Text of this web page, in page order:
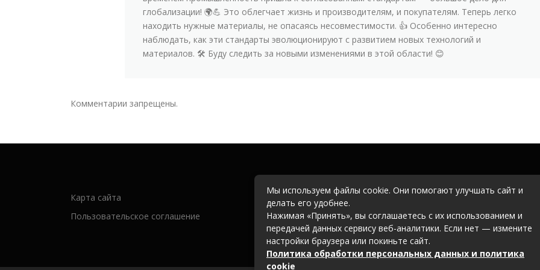
глобализации! 🌍💪 Это облегчает жизнь и производителям, и покупателям. Теперь легко
находить нужные материалы, не опасаясь несовместимости. 👍 Особенно интересно
наблюдать, как эти стандарты эволюционируют с развитием новых технологий и
материалов. 🛠️ Буду следить за новыми изменениями в этой области! 😊
Комментарии запрещены.
Карта сайта
Пользовательское соглашение
Мы используем файлы cookie. Они помогают улучшать сайт и
делать его удобнее.
Нажимая «Принять», вы соглашаетесь с их использованием и
передачей данных сервису веб-аналитики. Если нет — измените
настройки браузера или покиньте сайт.
Политика обработки персональных данных и политика
cookie